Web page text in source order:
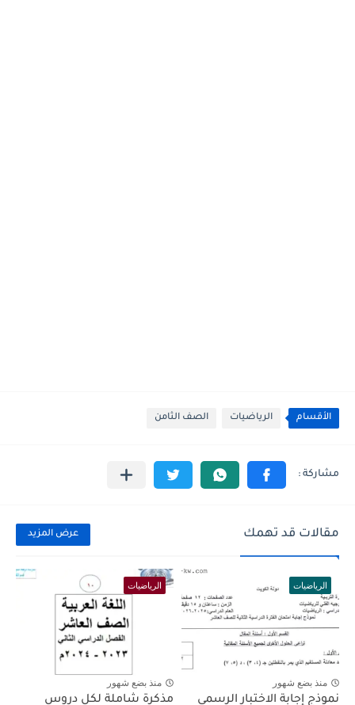
الأقسام الرياضيات الصف الثامن
مقالات قد تهمك عرض المزيد
الرياضيات
منذ بضع شهور
نموذج إجابة الاختبار الرسمي
الرياضيات
منذ بضع شهور
مذكرة شاملة لكل دروس